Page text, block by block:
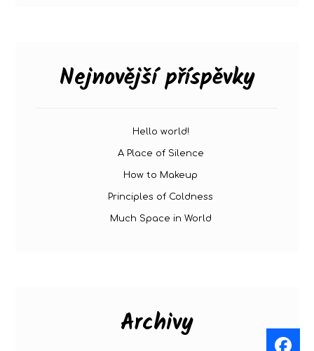
Nejnovější příspěvky
Hello world!
A Place of Silence
How to Makeup
Principles of Coldness
Much Space in World
Archivy